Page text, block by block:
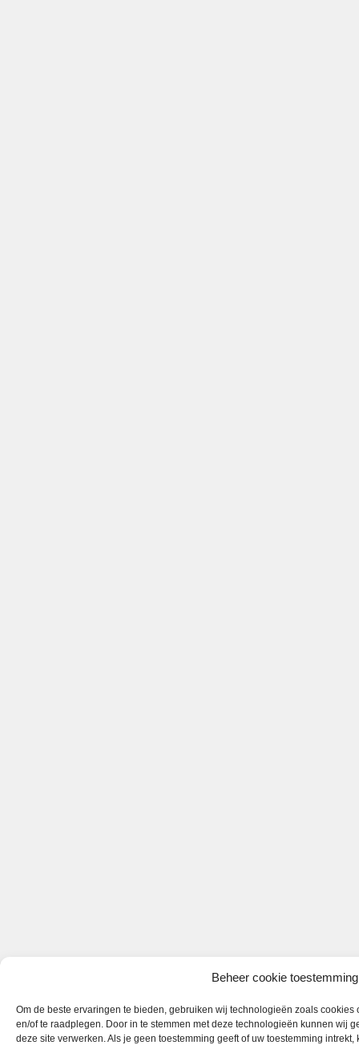
Beheer cookie toestemming
Om de beste ervaringen te bieden, gebruiken wij technologieën zoals
en/of te raadplegen. Door in te stemmen met deze technologieën kunnen wij
deze site verwerken. Als je geen toestemming geeft of uw toestemming